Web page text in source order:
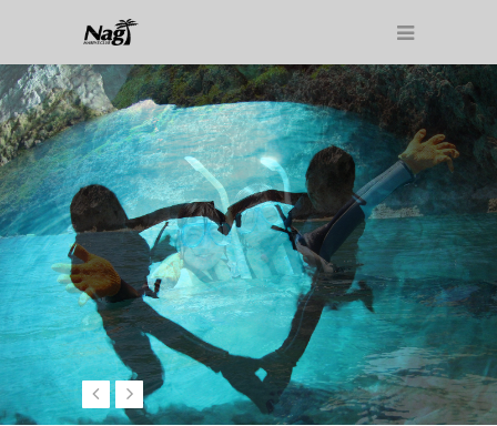
Marine club Nagi